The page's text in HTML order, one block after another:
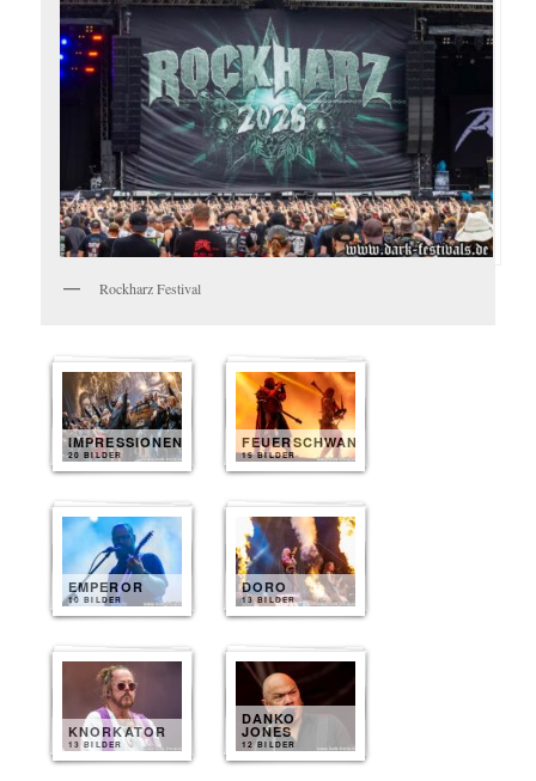
Rockharz Festival
IMPRESSIONEN
20 BILDER
FEUERSCHWANZ
15 BILDER
EMPEROR
10 BILDER
DORO
13 BILDER
KNORKATOR
13 BILDER
DANKO
JONES
12 BILDER